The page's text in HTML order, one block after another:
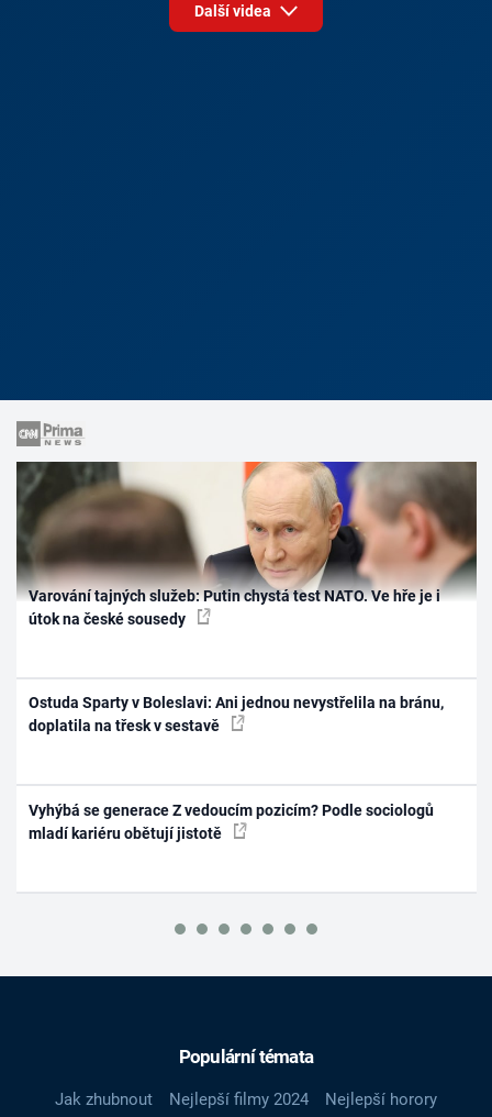
Další videa
Varování tajných služeb: Putin chystá test NATO. Ve hře je i
útok na české sousedy
Ostuda Sparty v Boleslavi: Ani jednou nevystřelila na bránu,
doplatila na třesk v sestavě
Vyhýbá se generace Z vedoucím pozicím? Podle sociologů
mladí kariéru obětují jistotě
Populární témata
Jak zhubnout Nejlepší filmy 2024
Nejlepší horory